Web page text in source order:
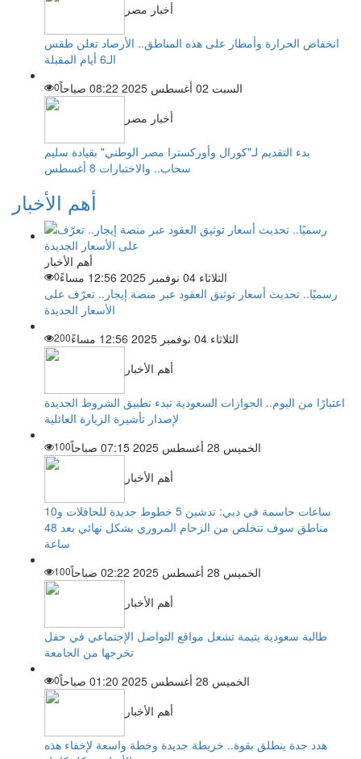
أخبار مصر
انخفاض الحرارة وأمطار على هذه المناطق.. الأرصاد تعلن طقس
الـ6 أيام المقبلة
السبت 02 أغسطس 2025 08:22 صباحاً
0
أخبار مصر
بدء التقديم لـ"كورال وأوركسترا مصر الوطني" بقيادة سليم
سحاب.. والاختبارات 8 أغسطس
أهم الأخبار
أهم الأخبار
الثلاثاء 04 نوفمبر 2025 12:56 مساءً
0
رسميًا.. تحديث أسعار توثيق العقود عبر منصة إيجار.. تعرّف على
الأسعار الجديدة
الثلاثاء 04 نوفمبر 2025 12:56 مساءً
200
أهم الأخبار
اعتبارًا من اليوم.. الجوازات السعودية تبدء تطبيق الشروط الجديدة
لإصدار تأشيرة الزيارة العائلية
الخميس 28 أغسطس 2025 07:15 صباحاً
100
أهم الأخبار
ساعات حاسمة في دبي: تدشين 5 خطوط جديدة للحافلات و10
مناطق سوف تتخلص من الزحام المروري بشكل نهائي بعد 48
ساعة
الخميس 28 أغسطس 2025 02:22 صباحاً
100
أهم الأخبار
طالبة سعودية يتيمة تشعل مواقع التواصل الإجتماعي في حفل
تخرجها من الجامعة
الخميس 28 أغسطس 2025 01:20 صباحاً
0
أهم الأخبار
هدد جدة ينطلق بقوة.. خريطة جديدة وخطة واسعة لإخفاء هذه